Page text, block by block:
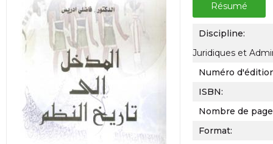
Résumé
Discipline:
Juridiques et
Numéro
ISBN:
Nombre de
Format: